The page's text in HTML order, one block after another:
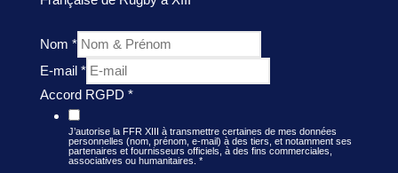
Nom *
E-mail *
Accord RGPD *
J’autorise la FFR XIII à transmettre certaines de mes données
personnelles (nom, prénom, e-mail) à des tiers, et notamment ses
partenaires et fournisseurs officiels, à des fins commerciales,
associatives ou humanitaires. *